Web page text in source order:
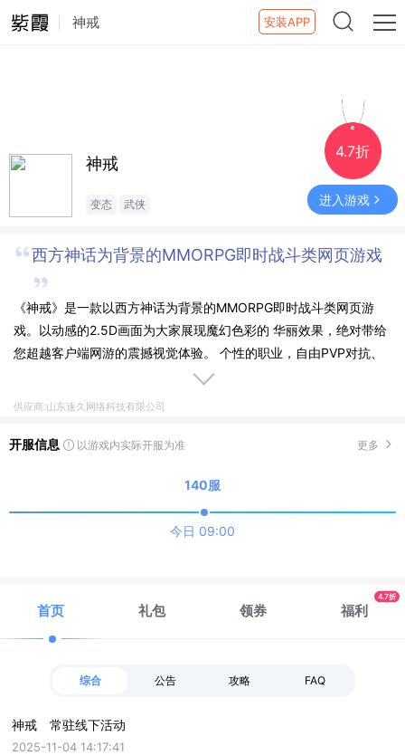
神戒 安装APP
神戒
变态 武侠
4.7折
进入游戏
西方神话为背景的MMORPG即时战斗类网页游戏
《神戒》是一款以西方神话为背景的MMORPG即时战斗类网页游
戏。以动感的2.5D画面为大家展现魔幻色彩的 华丽效果，绝对带给
您超越客户端网游的震撼视觉体验。 个性的职业，自由PVP对抗、
多角度交互等设定，重现沙城会战场面、全地图同场竞技的场面。
供应商:山东速久网络科技有限公司
开服信息 以游戏内实际开服为准 更多
140服
今日 09:00
首页 礼包 领券 福利
4.7折
综合 公告 攻略 FAQ
神戒 常驻线下活动
2025-11-04 14:17:41